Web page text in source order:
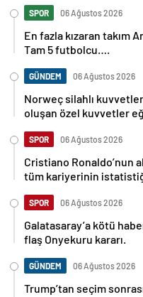
SPOR 06 Ağustos 2026
En fazla kızaran takım
Tam 5 futbolcu….
GÜNDEM 06 Ağustos 2026
Norweç silahlı
oluşan özel kuvvetler
SPOR 06 Ağustos 2026
Cristiano Ronaldo’nun
tüm kariyerinin
SPOR 06 Ağustos 2026
Galatasaray’a kötü
flaş Onyekuru kararı.
GÜNDEM 06 Ağustos 2026
Trump’tan seçim